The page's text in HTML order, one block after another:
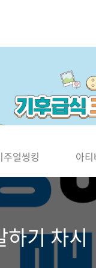
주얼씽킹 아
하기 차시